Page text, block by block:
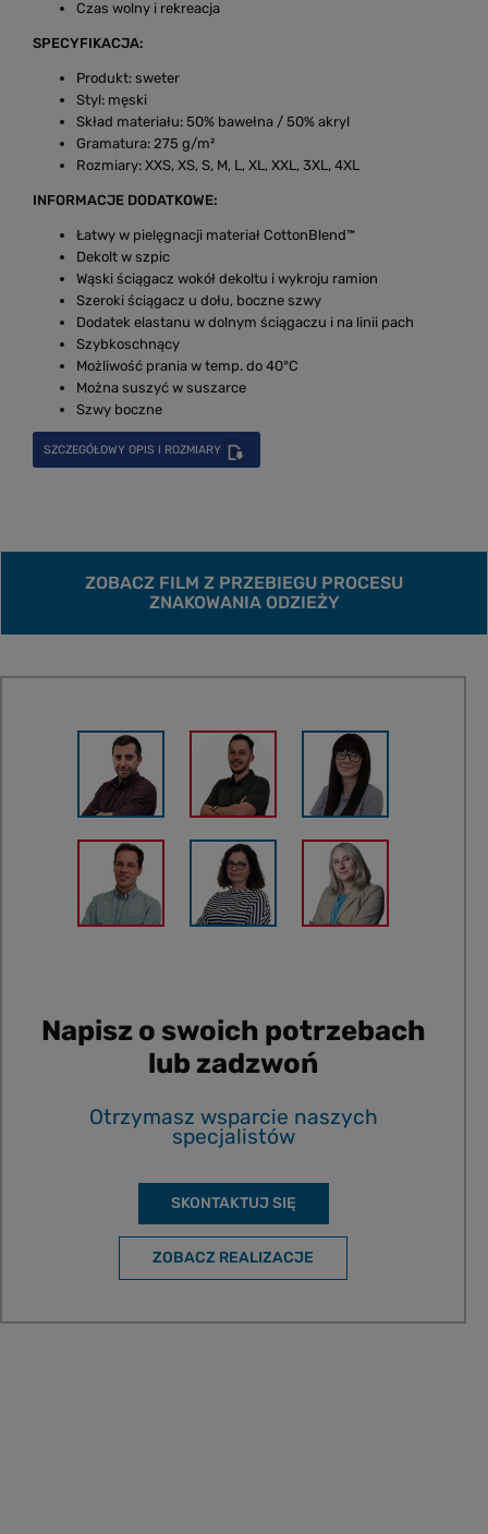
Czas wolny i rekreacja
SPECYFIKACJA:
Produkt: sweter
Styl: męski
Skład materiału: 50% bawełna / 50% akryl
Gramatura: 275 g/m²
Rozmiary: XXS, XS, S, M, L, XL, XXL, 3XL, 4XL
INFORMACJE DODATKOWE:
Łatwy w pielęgnacji materiał CottonBlend™
Dekolt w szpic
Wąski ściągacz wokół dekoltu i wykroju ramion
Szeroki ściągacz u dołu, boczne szwy
Dodatek elastanu w dolnym ściągaczu i na linii pach
Szybkoschnący
Możliwość prania w temp. do 40°C
Można suszyć w suszarce
Szwy boczne
SZCZEGÓŁOWY OPIS I ROZMIARY
ZOBACZ FILM Z PRZEBIEGU PROCESU
ZNAKOWANIA ODZIEŻY
Napisz o swoich potrzebach
lub zadzwoń
Otrzymasz wsparcie naszych
specjalistów
SKONTAKTUJ SIĘ
ZOBACZ REALIZACJE